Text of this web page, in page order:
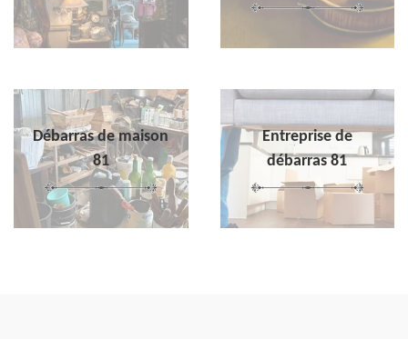
Débarras de maison
81
Entreprise de
débarras 81